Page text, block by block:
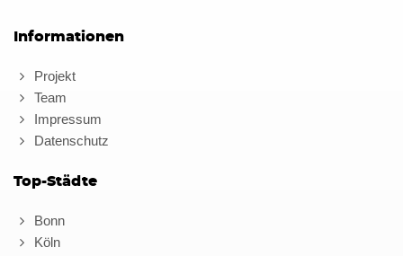
Informationen
Projekt
Team
Impressum
Datenschutz
Top-Städte
Bonn
Köln